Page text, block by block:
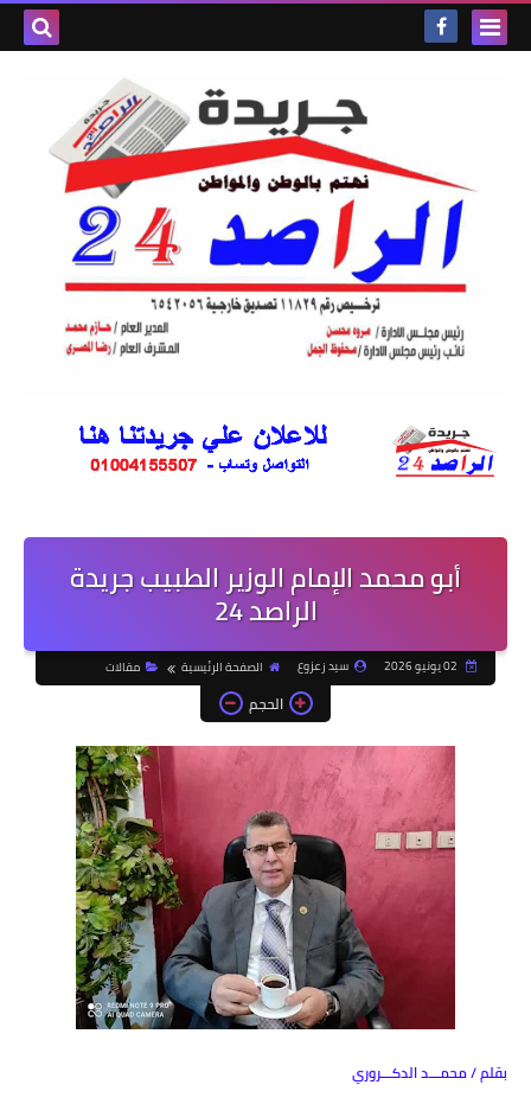
أبو محمد الإمام الوزير الطبيب جريدة
الراصد 24
سيد زعزوع الصفحة الرئيسية مقالات
الحجم
بقلم / محمـــد الدكـــروري